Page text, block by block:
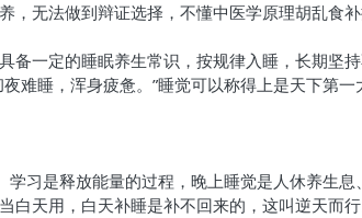
，无法做到辩证选择，不懂中医学原理胡乱食
备一定的睡眠养生常识，按规律入睡，长期坚
难睡，浑身疲惫。”睡觉可以称得上是天下第一
学习是释放能量的过程，晚上睡觉是人休养生
白天用，白天补睡是补不回来的，这叫逆天而